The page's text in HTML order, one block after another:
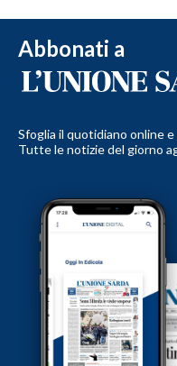
Abbonati a
Sfoglia il quotidiano online
Tutte le notizie del giorno